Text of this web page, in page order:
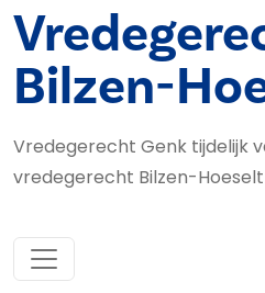
Bilzen-
Vredegerecht Genk tijdelijk
vredegerecht Bilzen-Hoeselt